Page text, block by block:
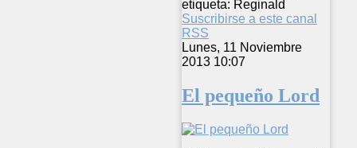
etiqueta: Reginald
Suscribirse a este canal
RSS
Lunes, 11 Noviembre
2013 10:07
El pequeño Lord